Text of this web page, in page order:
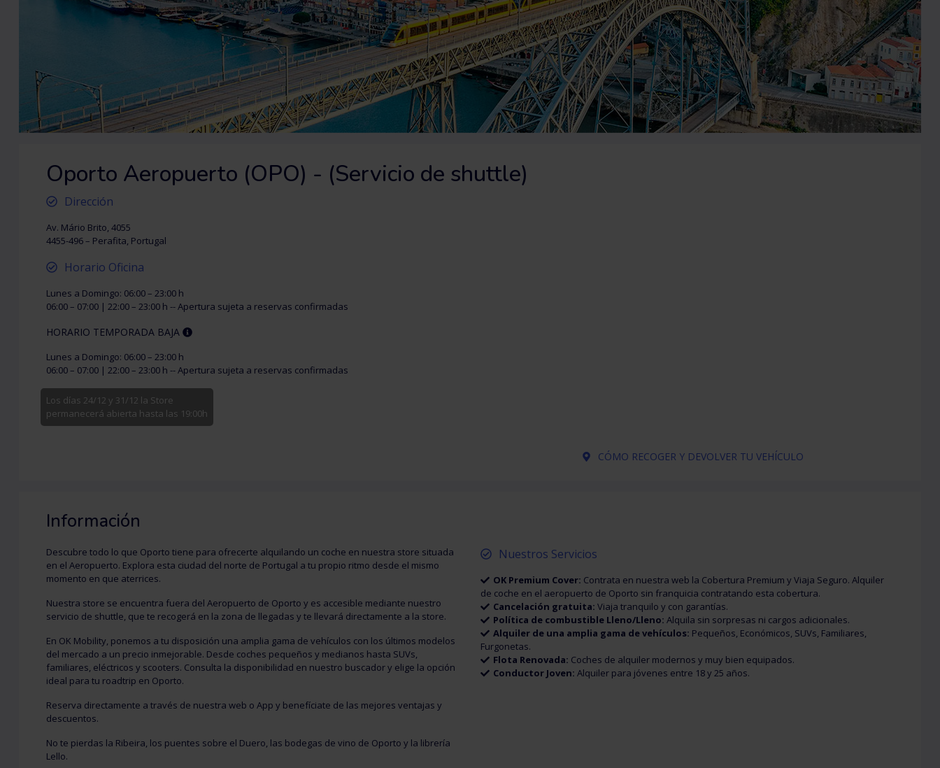
Oporto Aeropuerto (OPO) - (Servicio de shuttle)
Dirección
Av. Mário Brito, 4055
4455-496 – Perafita, Portugal
Horario Oficina
Lunes a Domingo: 06:00 – 23:00 h
06:00 – 07:00 | 22:00 – 23:00 h -- Apertura sujeta a reservas confirmadas
HORARIO TEMPORADA BAJA
Lunes a Domingo: 06:00 – 23:00 h
06:00 – 07:00 | 22:00 – 23:00 h -- Apertura sujeta a reservas confirmadas
Los días 24/12 y 31/12 la Store
permanecerá abierta hasta las 19:00h
CÓMO RECOGER Y DEVOLVER TU VEHÍCULO
Información
Descubre todo lo que Oporto tiene para ofrecerte alquilando un coche en nuestra store situada
en el Aeropuerto. Explora esta ciudad del norte de Portugal a tu propio ritmo desde el mismo
momento en que aterrices.
Nuestra store se encuentra fuera del Aeropuerto de Oporto y es accesible mediante nuestro
servicio de shuttle, que te recogerá en la zona de llegadas y te llevará directamente a la store.
En OK Mobility, ponemos a tu disposición una amplia gama de vehículos con los últimos modelos
del mercado a un precio inmejorable. Desde coches pequeños y medianos hasta SUVs,
familiares, eléctricos y scooters. Consulta la disponibilidad en nuestro buscador y elige la opción
ideal para tu roadtrip en Oporto.
Reserva directamente a través de nuestra web o App y benefíciate de las mejores ventajas y
descuentos.
No te pierdas la Ribeira, los puentes sobre el Duero, las bodegas de vino de Oporto y la librería
Lello.
Nuestros Servicios
OK Premium Cover: Contrata en nuestra web la Cobertura Premium y Viaja Seguro. Alquiler
de coche en el aeropuerto de Oporto sin franquicia contratando esta cobertura.
Cancelación gratuita: Viaja tranquilo y con garantías.
Política de combustible Lleno/Lleno: Alquila sin sorpresas ni cargos adicionales.
Alquiler de una amplia gama de vehículos: Pequeños, Económicos, SUVs, Familiares,
Furgonetas.
Flota Renovada: Coches de alquiler modernos y muy bien equipados.
Conductor Joven: Alquiler para jóvenes entre 18 y 25 años.